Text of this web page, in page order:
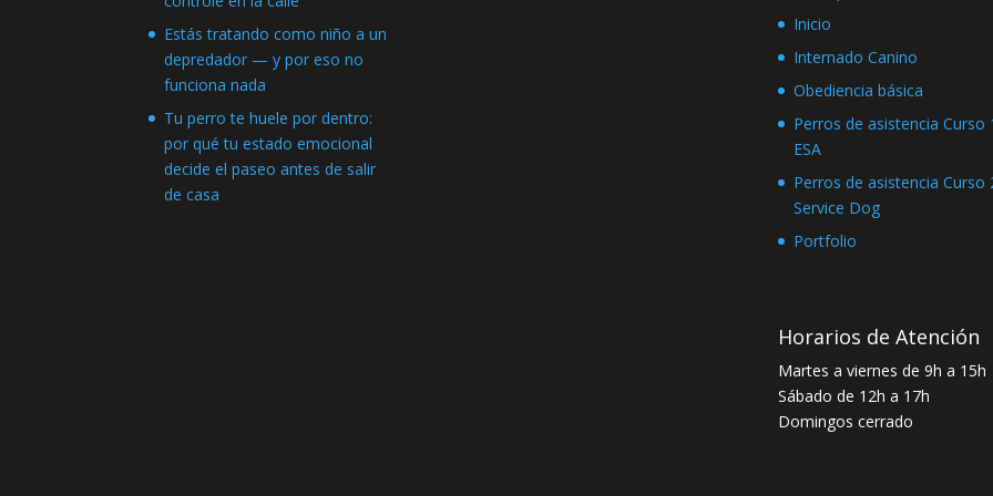
Estás tratando como niño a un
depredador — y por eso no
funciona nada
Tu perro te huele por dentro:
por qué tu estado emocional
decide el paseo antes de salir
de casa
Inicio
Internado Canino
Obediencia básica
Perros de asistencia Curso
ESA
Perros de asistencia Curso
Service Dog
Portfolio
Horarios de Atención
Martes a viernes de 9h a 15h
Sábado de 12h a 17h
Domingos cerrado